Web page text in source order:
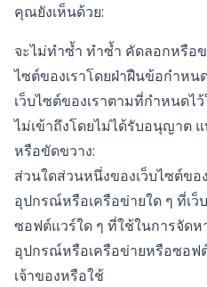
คุณยังเห็นด้วย:
จะไม่ทำซ้ำ ทำซ้ำ คัดลอกหรือ
ไซต์ของเราโดยฝ่าฝืนข้อกำห
เว็บไซต์ของเราตามที่กำหนดไ
ไม่เข้าถึงโดยไม่ได้รับอนุญาต
หรือขัดขวาง:
ส่วนใดส่วนหนึ่งของเว็บไซต์ขอ
อุปกรณ์หรือเครือข่ายใด ๆ ที่เว็
ซอฟต์แวร์ใด ๆ ที่ใช้ในการจัดห
อุปกรณ์หรือเครือข่ายหรือซอฟ
เจ้าของหรือใช้